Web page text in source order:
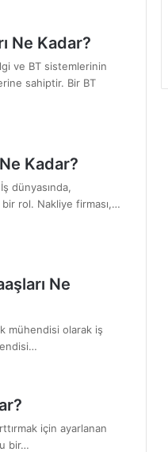
Ne Kadar?
ve BT sistemlerinin
sahiptir. Bir BT
Kadar?
İş dünyasında,
rol. Nakliye firması,…
Ne
mühendisi olarak iş
için ayarlanan
bir…